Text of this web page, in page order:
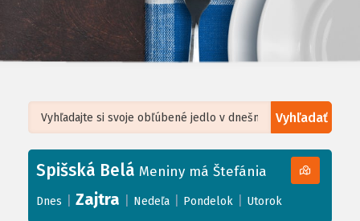
Vyhľadať
+
−
Leaflet| ©OpenStreetMap, Tiles courtesy ofHumanitarian OpenStreetMap
Spišská Belá Meniny má Štefánia
Dnes Zajtra Nedeľa Pondelok Utorok